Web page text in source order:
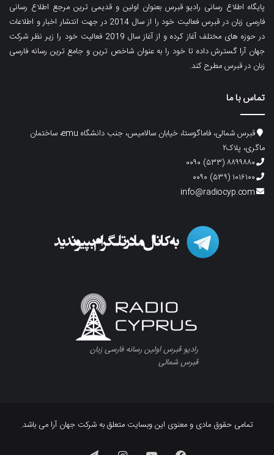
پایگاه اطلاع رسانی رادیو قبرس بعنوان اولین و قدیمی ترین مرجع اطلاع رسانی
فارسی زبان در قبرس فعالیت خود را از سال 2014 در جهت انتشار اخبار و اطلاعات
در حوزه های مختلف آغاز کرده و از آغاز سال 2019 فعالیت خود را زیر نظر شرکت
جهان آرا گسترش داده تا خود را به عنوان شاخص ترین و جامع ترین رسانه فارسی
زبان در قبرس مطرح کند.
تماس با ما
قبرس شمالی، فاماگوستا، خیابان سالامیس، جنب دانشگاه emu، ساختمان
ماگری، پلاک۲
۸۸۹۹۸۸۰ (۵۳۳) ۰۰۹۰
۱۰۱۶۱۰۰ (۵۳۹) ۰۰۹۰
info@radiocyp.com
رادیو قبرس اولین رسانه فارسی زبان
قبرس شمالی
تمامی حقوق مادی و معنوی این وبسایت متعلق به شرکت جهان آرا می باشد.